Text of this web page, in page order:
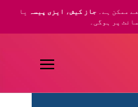
ممکن ہے۔ جاز کیش، ایزی پیسہ
یا
پر ہوگی۔